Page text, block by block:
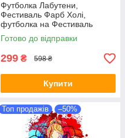
Футболка Лабутени,
Фестиваль Фарб Холі,
футболка на Фестиваль
Фарб, Рекомендується на
Holi Fest!
Готово до відправки
299 ₴ 598 ₴
Купити
Топ продажів –50%